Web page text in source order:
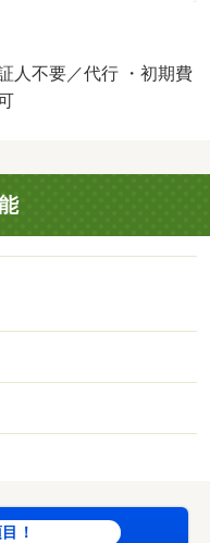
は２．５万／２．
別／バルコニー／エア
台／ＴＶインターホン
／対面式キッチン／照
ゼット／保証人不要／
２×４工法／２４時間
ＬＤＫ１８畳以上／プ
決済可／家賃カード決
ショッピングセンタ
速バス停さん（その
通り店さん（その他）
その他）まで２０００
人不要／代行 ・初期費
！